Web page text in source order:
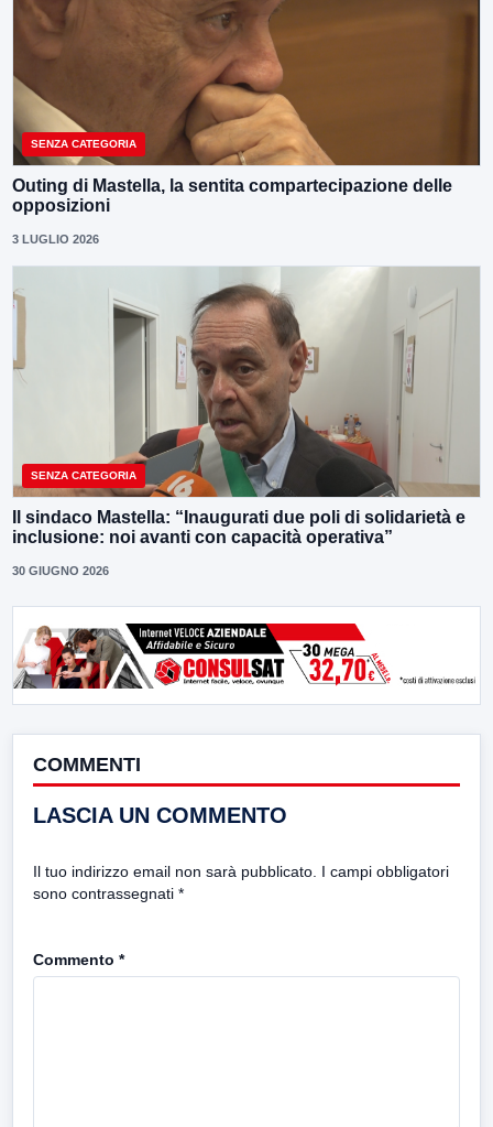
SENZA CATEGORIA
Outing di Mastella, la sentita compartecipazione delle
opposizioni
3 LUGLIO 2026
SENZA CATEGORIA
Il sindaco Mastella: “Inaugurati due poli di solidarietà e
inclusione: noi avanti con capacità operativa”
30 GIUGNO 2026
COMMENTI
LASCIA UN COMMENTO
Il tuo indirizzo email non sarà pubblicato. I campi obbligatori
sono contrassegnati *
Commento *